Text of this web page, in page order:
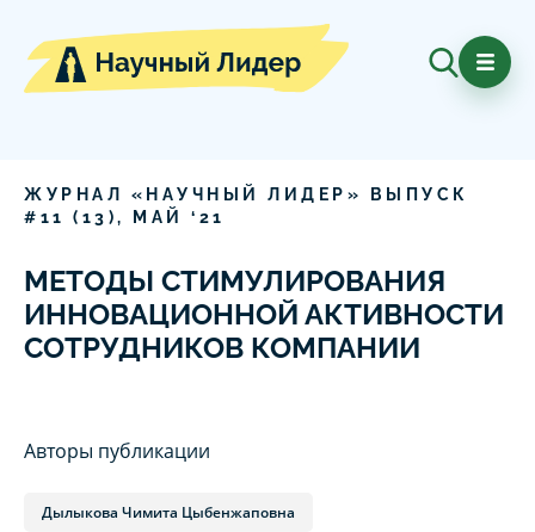
ЖУРНАЛ «НАУЧНЫЙ ЛИДЕР» ВЫПУСК
# 11 ( 13 ), МАЙ ‘ 21
МЕТОДЫ СТИМУЛИРОВАНИЯ
ИННОВАЦИОННОЙ АКТИВНОСТИ
СОТРУДНИКОВ КОМПАНИИ
Авторы публикации
Дылыкова Чимита Цыбенжаповна